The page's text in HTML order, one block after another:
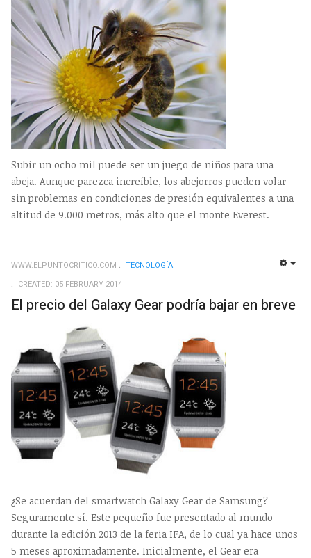
Subir un ocho mil puede ser un juego de niños para una
abeja. Aunque parezca increíble, los abejorros pueden volar
sin problemas en condiciones de presión equivalentes a una
altitud de 9.000 metros, más alto que el monte Everest.
WWW.ELPUNTOCRITICO.COM
TECNOLOGÍ­A
CREATED: 05 FEBRUARY 2014
El precio del Galaxy Gear podría bajar en breve
¿Se acuerdan del smartwatch Galaxy Gear de Samsung?
Seguramente sí. Este pequeño fue presentado al mundo
durante la edición 2013 de la feria IFA, de lo cual ya hace unos
5 meses aproximadamente. Inicialmente, el Gear era